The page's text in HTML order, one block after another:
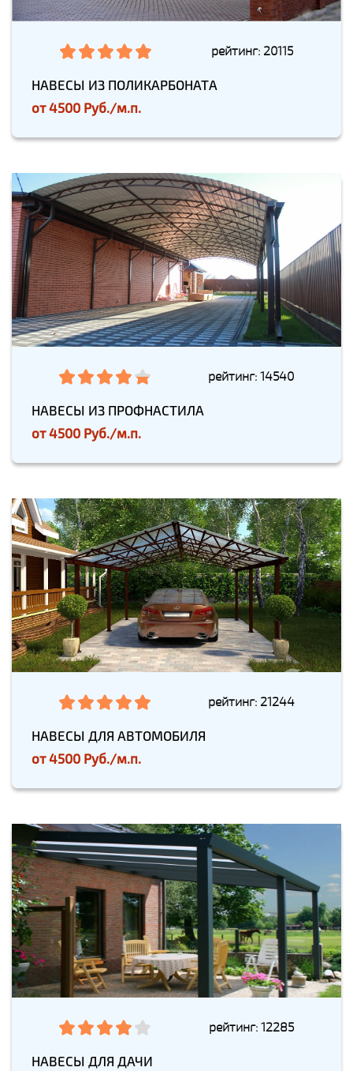
рейтинг: 20115
НАВЕСЫ ИЗ ПОЛИКАРБОНАТА
от4500 Руб./м.п.
рейтинг: 14540
НАВЕСЫ ИЗ ПРОФНАСТИЛА
от4500 Руб./м.п.
рейтинг: 21244
НАВЕСЫ ДЛЯ АВТОМОБИЛЯ
от4500 Руб./м.п.
рейтинг: 12285
НАВЕСЫ ДЛЯ ДАЧИ